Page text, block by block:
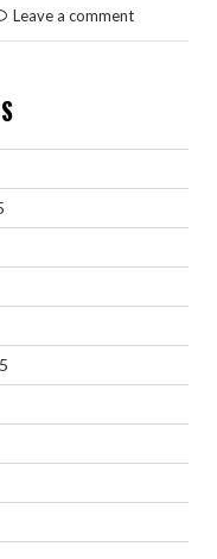
Leave a comment